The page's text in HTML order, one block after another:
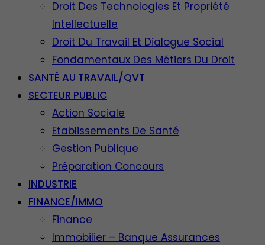
Droit Des Technologies Et Propriété
Intellectuelle
Droit Du Travail Et Dialogue Social
Fondamentaux Des Métiers Du Droit
SANTÉ AU TRAVAIL/QVT
SECTEUR PUBLIC
Action Sociale
Etablissements De Santé
Gestion Publique
Préparation Concours
INDUSTRIE
FINANCE/IMMO
Finance
Immobilier – Banque Assurances